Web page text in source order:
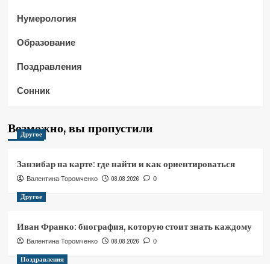
Нумерология
Образование
Поздравления
Сонник
Возможно, вы пропустили
Другое
Занзибар на карте: где найти и как ориентироваться
Валентина Торомченко 08.08.2026 0
Другое
Иван Франко: биография, которую стоит знать каждому
Валентина Торомченко 08.08.2026 0
Поздравления